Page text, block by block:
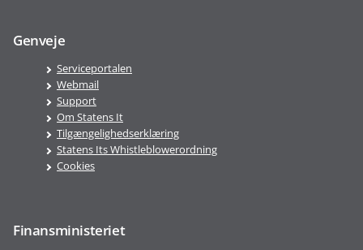
Genveje
Serviceportalen
Webmail
Support
Om Statens It
Tilgængelighedserklæring
Statens Its Whistleblowerordning
Cookies
Finansministeriet